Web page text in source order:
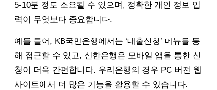
5-10분 정도 소요될 수 있으며, 정확한 개인 정보 입
력이 무엇보다 중요합니다.
예를 들어, KB국민은행에서는 ‘대출신청’ 메뉴를 통
해 접근할 수 있고, 신한은행은 모바일 앱을 통한 신
청이 더욱 간편합니다. 우리은행의 경우 PC 버전 웹
사이트에서 더 많은 기능을 활용할 수 있습니다.